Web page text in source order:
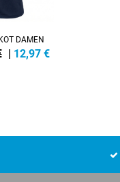
DAMEN
| 12,97 €